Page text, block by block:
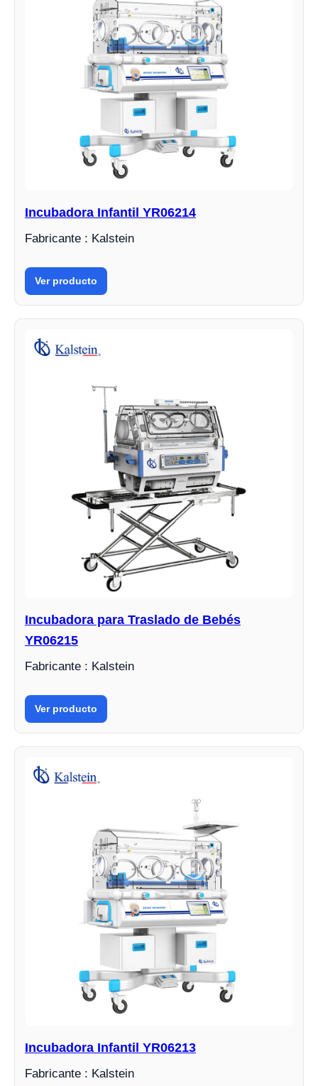
Incubadora Infantil YR06214
Fabricante : Kalstein
Ver producto
Incubadora para Traslado de Bebés
YR06215
Fabricante : Kalstein
Ver producto
Incubadora Infantil YR06213
Fabricante : Kalstein